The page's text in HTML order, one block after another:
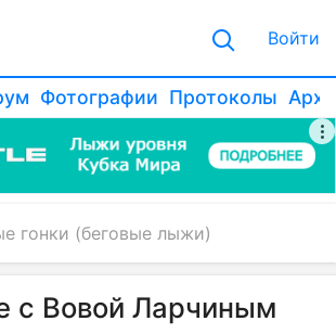
Войти
Фотографии Протоколы
гонки (беговые лыжи)
с Вовой Ларчиным